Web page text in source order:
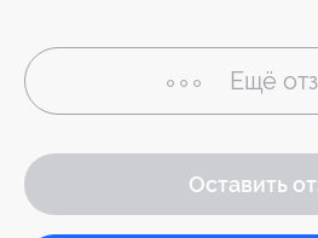
Ещё
Оставить